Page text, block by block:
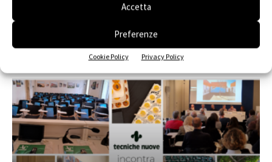
Accetta
Preferenze
Cookie Policy Privacy Policy